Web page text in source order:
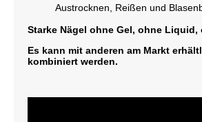
Austrocknen, Reißen und
Starke Nägel ohne Gel, ohne Liquid,
Es kann mit anderen am Markt
kombiniert werden.